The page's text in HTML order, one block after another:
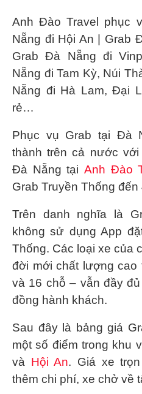
Anh Đào Travel phục
Nẵng đi Hội An | Grab
Grab Đà Nẵng đi
Nẵng đi Tam Kỳ, Núi
Nẵng đi Hà Lam, Đại
rẻ…
Phục vụ Grab tại Đà
thành trên cả nước
Đà Nẵng tạiAnh Đào
Grab Truyền Thống đến
Trên danh nghĩa là
không sử dụng App
Thống. Các loại xe của
đời mới chất lượng
và 16 chỗ – vẫn đầy
đồng hành khách.
Sau đây là bảng giá
một số điểm trong khu
và Hội An. Giá xe
thêm chi phí, xe chở về